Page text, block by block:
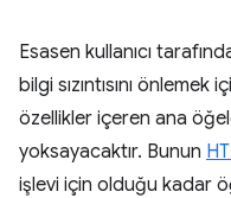
Esasen kullanıcı
bilgi sızıntısını
özellikler içeren ana
yoksayacaktır. Bunun
işlevi için olduğu kadar